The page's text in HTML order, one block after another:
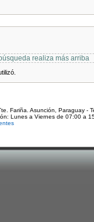
realiza más arriba
Fariña. Asunción, Paraguay -
Lunes a Viernes de 07:00 a